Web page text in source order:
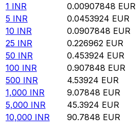
1 INR 0.00907848 EUR
5 INR 0.0453924 EUR
10 INR 0.0907848 EUR
25 INR 0.226962 EUR
50 INR 0.453924 EUR
100 INR 0.907848 EUR
500 INR 4.53924 EUR
1,000 INR 9.07848 EUR
5,000 INR 45.3924 EUR
10,000 INR 90.7848 EUR